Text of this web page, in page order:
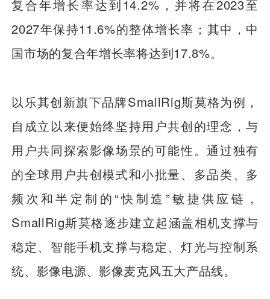
复合年增长率达到14.2%，并将在2023至
2027年保持11.6%的整体增长率；其中，中
国市场的复合年增长率将达到17.8%。
以乐其创新旗下品牌SmallRig斯莫格为例，
自成立以来便始终坚持用户共创的理念，与
用户共同探索影像场景的可能性。通过独有
的全球用户共创模式和小批量、多品类、多
频次和半定制的“快制造”敏捷供应链，
SmallRig斯莫格逐步建立起涵盖相机支撑与
稳定、智能手机支撑与稳定、灯光与控制系
统、影像电源、影像麦克风五大产品线。